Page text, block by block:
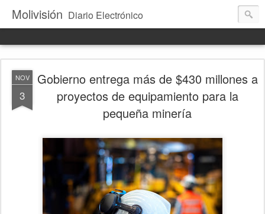
Molivisión Diario Electrónico
NOV
3
Gobierno entrega más de $430 millones a
proyectos de equipamiento para la
pequeña minería